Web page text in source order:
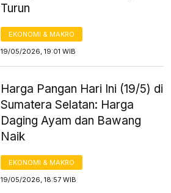
Turun
EKONOMI & MAKRO
19/05/2026, 19:01 WIB
Harga Pangan Hari Ini (19/5) di
Sumatera Selatan: Harga
Daging Ayam dan Bawang
Naik
EKONOMI & MAKRO
19/05/2026, 18:57 WIB